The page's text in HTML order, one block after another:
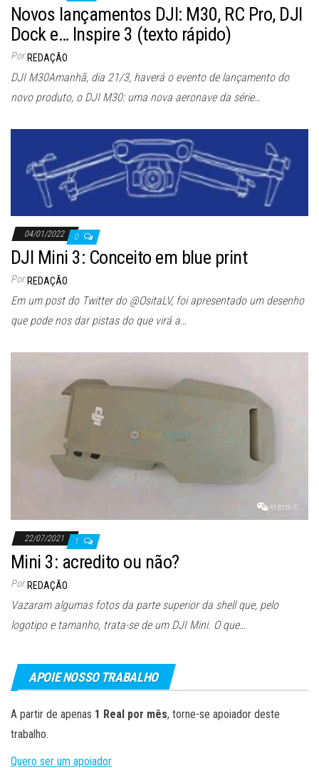
Novos lançamentos DJI: M30, RC Pro, DJI
Dock e… Inspire 3 (texto rápido)
Por REDAÇÃO
DJI M30Amanhã, dia 21/3, haverá o evento de lançamento do
novo produto, o DJI M30: uma nova aeronave da série…
04/01/2022 0
DJI Mini 3: Conceito em blue print
Por REDAÇÃO
Em um post do Twitter do @OsitaLV, foi apresentado um desenho
que pode nos dar pistas do que virá a…
22/07/2021 1
Mini 3: acredito ou não?
Por REDAÇÃO
Vazaram algumas fotos da parte superior da shell que, pelo
logotipo e tamanho, trata-se de um DJI Mini. O que…
APOIE NOSSO TRABALHO
A partir de apenas 1 Real por mês, torne-se apoiador deste
trabalho.
Quero ser um apoiador